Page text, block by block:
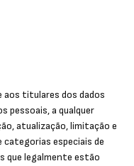
titulares dos dados
pessoais, a qualquer
atualização, limitação e
categorias especiais de
que legalmente estão